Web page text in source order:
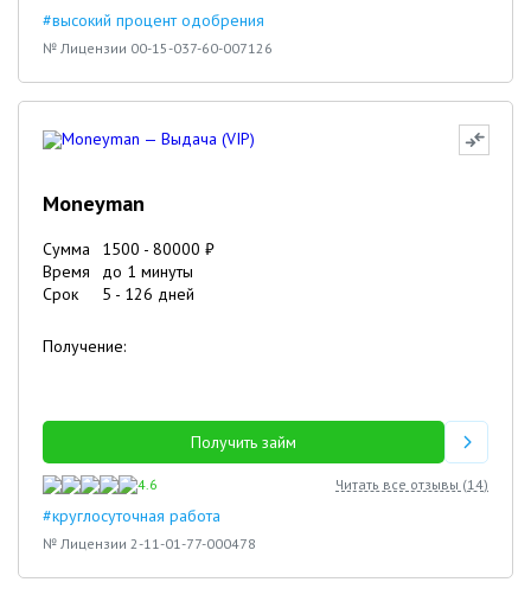
#высокий процент одобрения
№ Лицензии 00-15-037-60-007126
Moneyman
Сумма 1500 - 80000 ₽
Время
до 1 минуты
Срок
5 - 126 дней
Получение:
Получить займ
4.6 Читать все отзывы (14)
#круглосуточная работа
№ Лицензии 2-11-01-77-000478